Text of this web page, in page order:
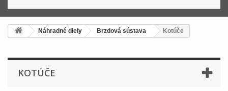
Náhradné diely Brzdová sústava Kotúče
KOTÚČE